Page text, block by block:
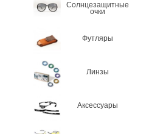
Солнцезащитные
очки
Футляры
Линзы
Аксессуары